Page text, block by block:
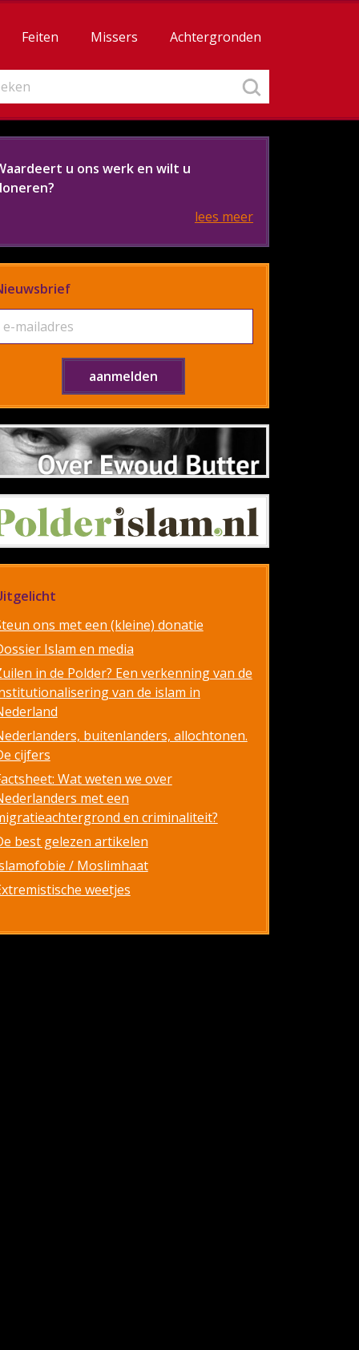
Feiten Missers Achtergronden
u ons werk en wilt u
lees meer
ons met een (kleine) donatie
Islam en media
in de Polder? Een verkenning van de
van de islam in
buitenlanders, allochtonen.
cijfers
Wat weten we over
met een
en criminaliteit?
best gelezen artikelen
/ Moslimhaat
weetjes